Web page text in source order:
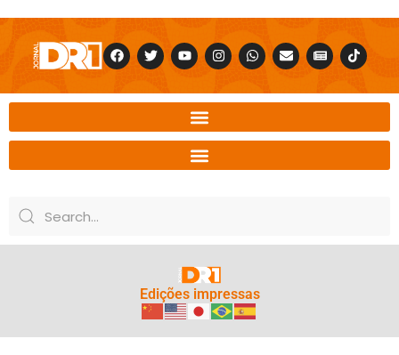
Edições impressas